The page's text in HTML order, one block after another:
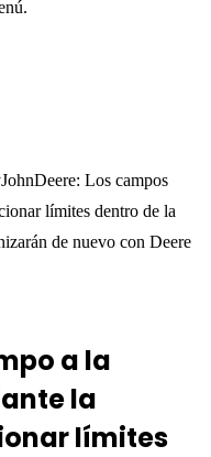
Los campos
límites dentro de la
de nuevo con Deere
a la
la
límites